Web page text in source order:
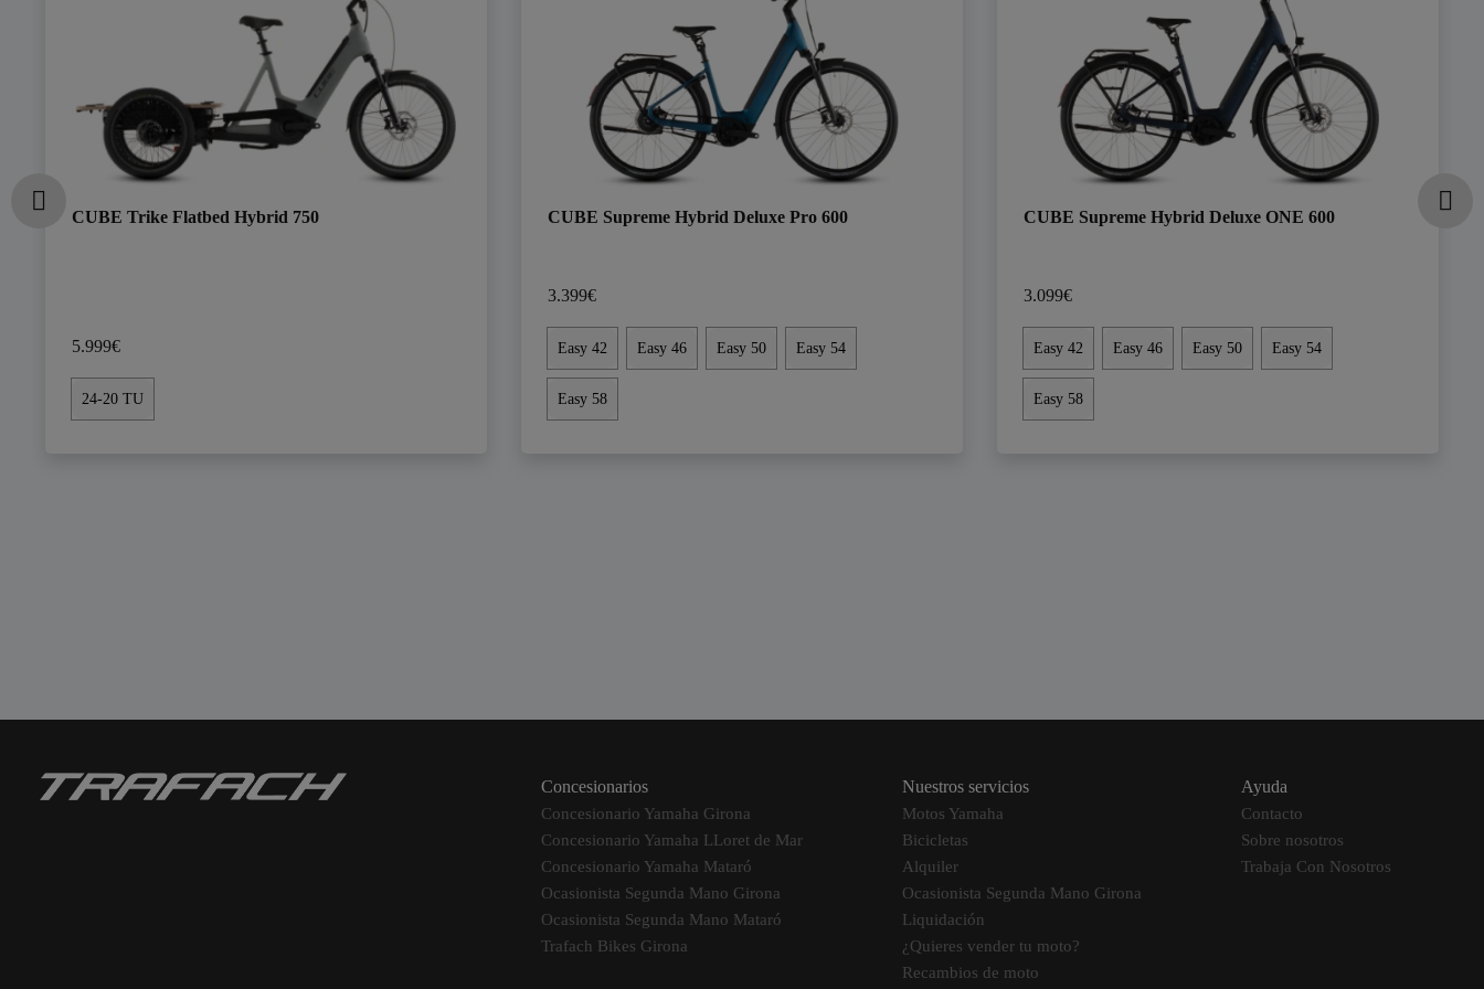
CUBE Trike Flatbed Hybrid 750
5.999€
24-20 TU
CUBE Supreme Hybrid Deluxe Pro 600
3.399€
Easy 42 Easy 46 Easy 50 Easy 54
Easy 58
CUBE Supreme Hybrid Deluxe ONE 600
3.099€
Easy 42 Easy 46 Easy 50 Easy 54
Easy 58
Concesionarios
Concesionario Yamaha Girona
Concesionario Yamaha LLoret de Mar
Concesionario Yamaha Mataró
Ocasionista Segunda Mano Girona
Ocasionista Segunda Mano Mataró
Trafach Bikes Girona
Nuestros servicios
Motos Yamaha
Bicicletas
Alquiler
Ocasionista Segunda Mano Girona
Liquidación
¿Quieres vender tu moto?
Recambios de moto
Ayuda
Contacto
Sobre nosotros
Trabaja Con Nosotros